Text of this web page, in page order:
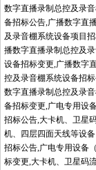
数字直播录制总控及录
备招标公告,广播数字直
及录音棚系统设备项目
播数字直播录制总控及
设备招标变更,广播数字
控及录音棚系统设备招
数字直播录制总控及录
备招标变更,广电专用设备
招标公告,大卡机、卫星
机、四层四面天线等设备
招标公告,广电专用设备
标变更,大卡机、卫星码流